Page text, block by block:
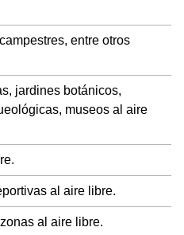
entre otros
jardines botánicos,
museos al aire
al aire libre.
al aire libre.